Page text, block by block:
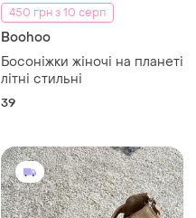
450 грн з 10 серп
Boohoo
Босоніжки жіночі на планеті
літні стильні
39